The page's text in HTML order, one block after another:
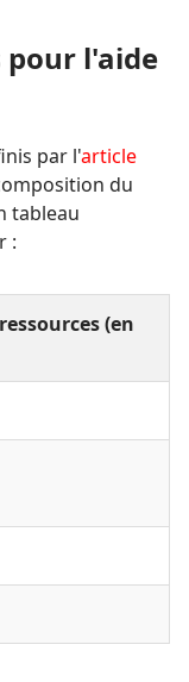
pour l'aide
par l'article
du
tableau
:
(en